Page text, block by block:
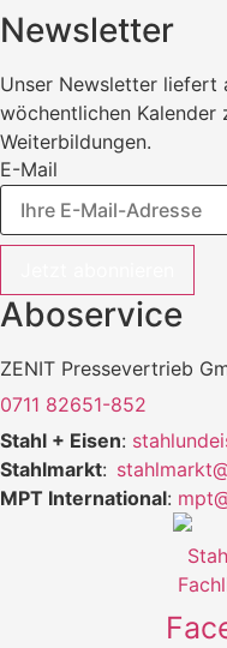
Newsletter
Unser Newsletter liefert
wöchentlichen Kalender
Weiterbildungen.
E-Mail
Aboservice
ZENIT Pressevertrieb
0711 82651-852
Stahl + Eisen:
Stahlmarkt:
MPT International: